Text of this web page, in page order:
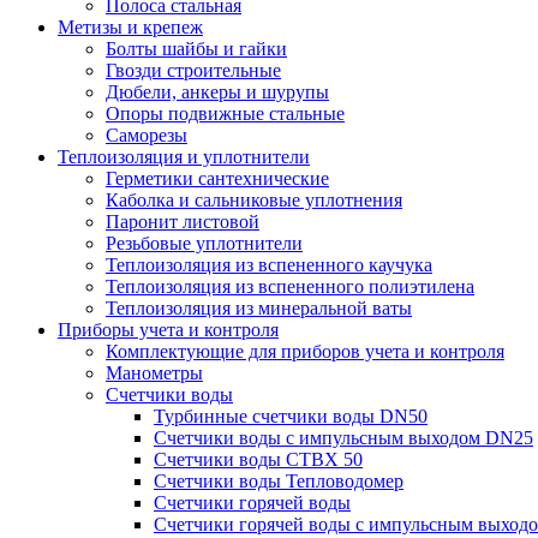
Полоса стальная
Метизы и крепеж
Болты шайбы и гайки
Гвозди строительные
Дюбели, анкеры и шурупы
Опоры подвижные стальные
Саморезы
Теплоизоляция и уплотнители
Герметики сантехнические
Каболка и сальниковые уплотнения
Паронит листовой
Резьбовые уплотнители
Теплоизоляция из вспененного каучука
Теплоизоляция из вспененного полиэтилена
Теплоизоляция из минеральной ваты
Приборы учета и контроля
Комплектующие для приборов учета и контроля
Манометры
Счетчики воды
Турбинные счетчики воды DN50
Счетчики воды с импульсным выходом DN25
Счетчики воды СТВХ 50
Счетчики воды Тепловодомер
Счетчики горячей воды
Счетчики горячей воды с импульсным